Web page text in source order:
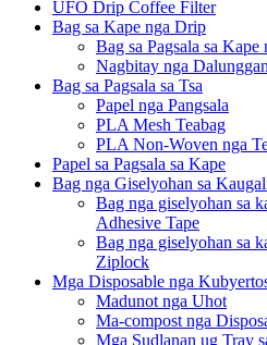
UFO Drip Coffee Filter
Bag sa Kape nga Drip
Bag sa Pagsala sa
Nagbitay nga
Bag sa Pagsala sa Tsa
Papel nga Pangsala
PLA Mesh Teabag
PLA Non-Woven nga
Papel sa Pagsala sa Kape
Bag nga Giselyohan sa
Bag nga giselyohan sa
Adhesive Tape
Bag nga giselyohan sa
Ziplock
Mga Disposable nga
Madunot nga Uhot
Ma-compost nga
Mga Sudlanan ug Tray